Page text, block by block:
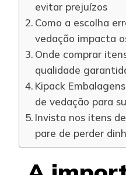
evitar prejuízos
Como a escolha
vedação impacta
Onde comprar
qualidade
Kipack
de vedação para
Invista nos itens
pare de perder